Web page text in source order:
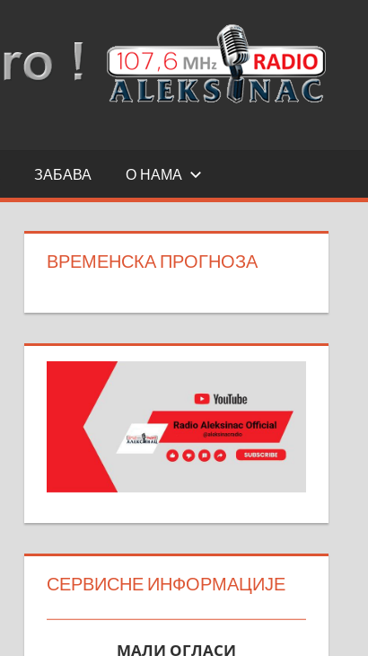
ЗАБАВА О НАМА
ВРЕМЕНСКА ПРОГНОЗА
СЕРВИСНЕ ИНФОРМАЦИЈЕ